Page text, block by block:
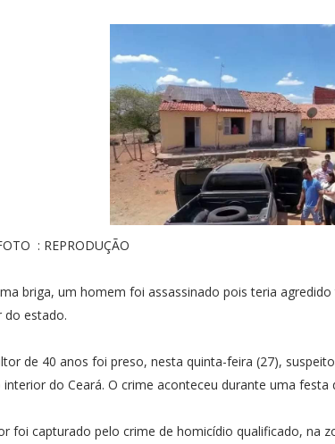
REPRODUÇÃO
briga, um homem foi assassinado pois teria
do estado.
de 40 anos foi preso, nesta quinta-feira (27),
interior do Ceará. O crime aconteceu durante uma festa
foi capturado pelo crime de homicídio qualificado, na